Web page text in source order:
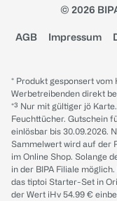
© 2026
AGB Impressum
* Produkt gesponsert
Werbetreibenden direkt
*³ Nur mit gültiger jö
Feuchttücher. Gutschein
einlösbar bis 30.09.2026.
Sammelwert wird auf der
im Online Shop. Solange
in der BIPA Filiale
das tiptoi Starter-Set in
der Wert iHv 54.99 €